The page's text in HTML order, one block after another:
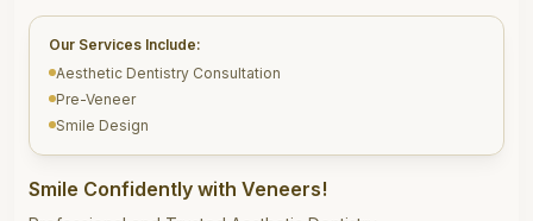
Our Services Include:
Aesthetic Dentistry Consultation
Pre-Veneer
Smile Design
Smile Confidently with Veneers!